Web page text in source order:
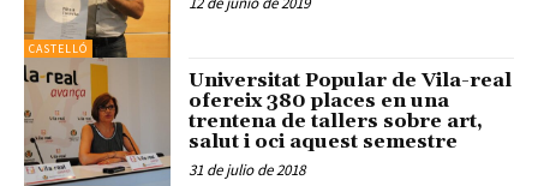
CASTELLÓ
Universitat Popular de Vila-real
ofereix 380 places en una
trentena de tallers sobre art,
salut i oci aquest semestre
31 de julio de 2018